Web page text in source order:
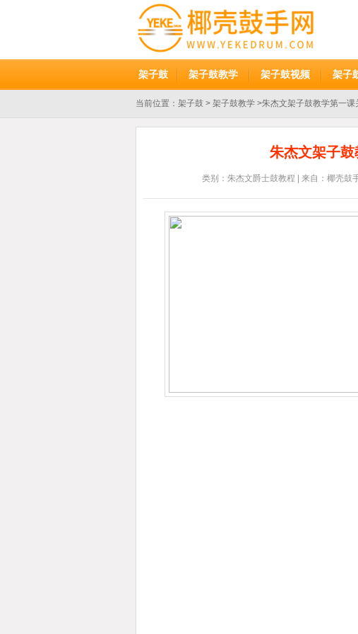
架子鼓 架子鼓教学 架子鼓视频 架子
当前位置： 架子鼓 > 架子鼓教学 >朱杰文架子鼓教学第一课
朱杰文架子
类别：朱杰文爵士鼓教程 | 来自：椰壳